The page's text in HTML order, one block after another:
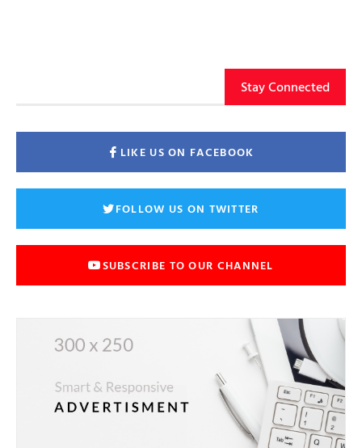
Stay Connected
LIKE US ON FACEBOOK
FOLLOW US ON TWITTER
SUBSCRIBE TO OUR CHANNEL